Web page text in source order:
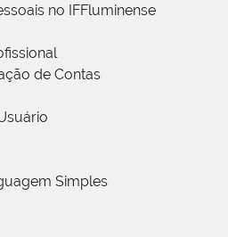
no IFFluminense
de Contas
Simples